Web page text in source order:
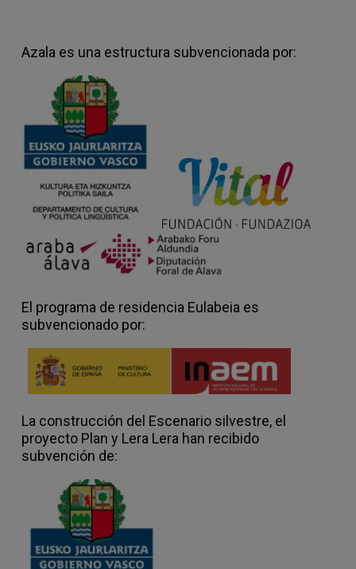
Azala es una estructura subvencionada por:
El programa de residencia Eulabeia es
subvencionado por:
La construcción del Escenario silvestre, el
proyecto Plan y Lera Lera han recibido
subvención de: